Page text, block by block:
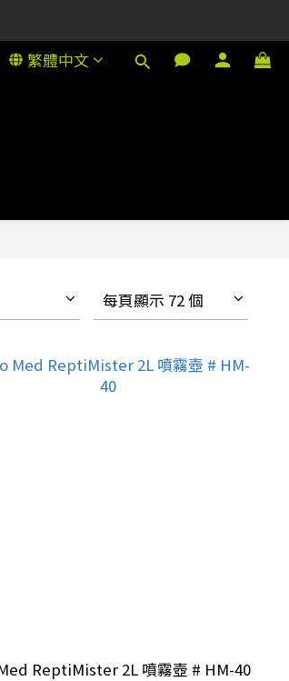
繁體中文
每頁顯示 72 個
ReptiMister 2L 噴霧壺 # HM-40